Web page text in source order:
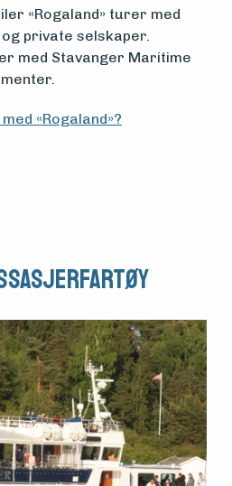
«Rogaland» turer med
private selskaper.
med Stavanger Maritime
«Rogaland»?